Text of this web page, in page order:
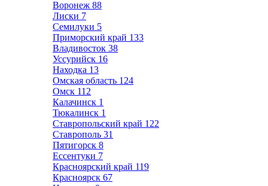
Воронеж 88
Лиски 7
Семилуки 5
Приморский край 133
Владивосток 38
Уссурийск 16
Находка 13
Омская область 124
Омск 112
Калачинск 1
Тюкалинск 1
Ставропольский край 122
Ставрополь 31
Пятигорск 8
Ессентуки 7
Красноярский край 119
Красноярск 67